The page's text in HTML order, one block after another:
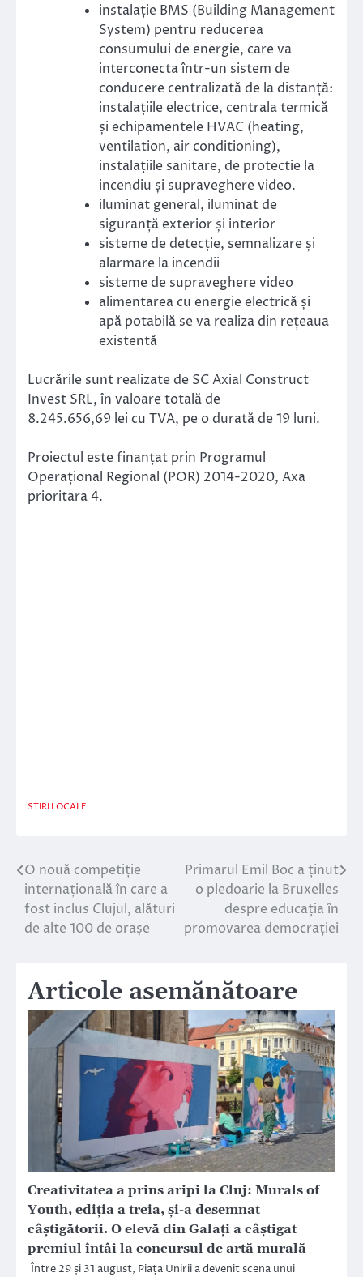
instalație BMS (Building Management
System) pentru reducerea
consumului de energie, care va
interconecta într-un sistem de
conducere centralizată de la distanță:
instalațiile electrice, centrala termică
și echipamentele HVAC (heating,
ventilation, air conditioning),
instalațiile sanitare, de protectie la
incendiu și supraveghere video.
iluminat general, iluminat de
siguranță exterior și interior
sisteme de detecție, semnalizare și
alarmare la incendii
sisteme de supraveghere video
alimentarea cu energie electrică și
apă potabilă se va realiza din rețeaua
existentă
Lucrările sunt realizate de SC Axial Construct
Invest SRL, în valoare totală de
8.245.656,69 lei cu TVA, pe o durată de 19 luni.
Proiectul este finanțat prin Programul
Operațional Regional (POR) 2014-2020, Axa
prioritara 4.
STIRI LOCALE
Navigare
în
articole
O nouă competiție
internațională în care a
fost inclus Clujul, alături
de alte 100 de orașe
Primarul Emil Boc a ținut
o pledoarie la Bruxelles
despre educația în
promovarea democrației
Articole asemănătoare
Creativitatea a prins aripi la Cluj: Murals of
Youth, ediția a treia, și-a desemnat
câștigătorii. O elevă din Galați a câștigat
premiul întâi la concursul de artă murală
Între 29 și 31 august, Piața Unirii a devenit scena unui